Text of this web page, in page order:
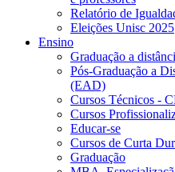
Relatório de
Eleições Unisc 2025
Ensino
Graduação a
Pós-Graduação a
(EAD)
Cursos Técnicos -
Cursos
Educar-se
Cursos de Curta
Graduação